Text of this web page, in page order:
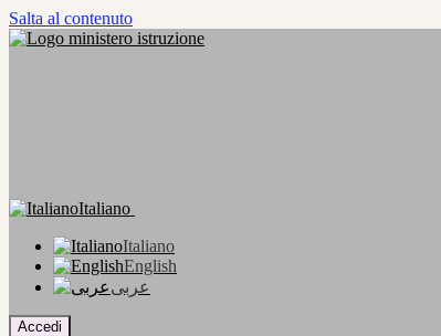
Salta al contenuto
Italiano
Italiano
English
عربى
Accedi